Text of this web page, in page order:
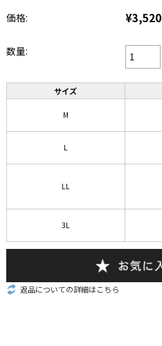
価格: ¥3,520
数量:
サイズ
M
L
LL
3L
返品についての詳細はこちら